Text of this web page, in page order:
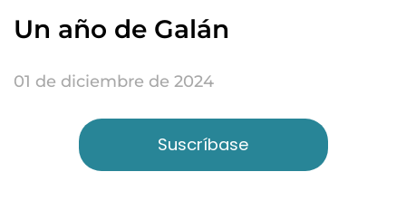
Un año de Galán
01 de diciembre de 2024
Suscríbase